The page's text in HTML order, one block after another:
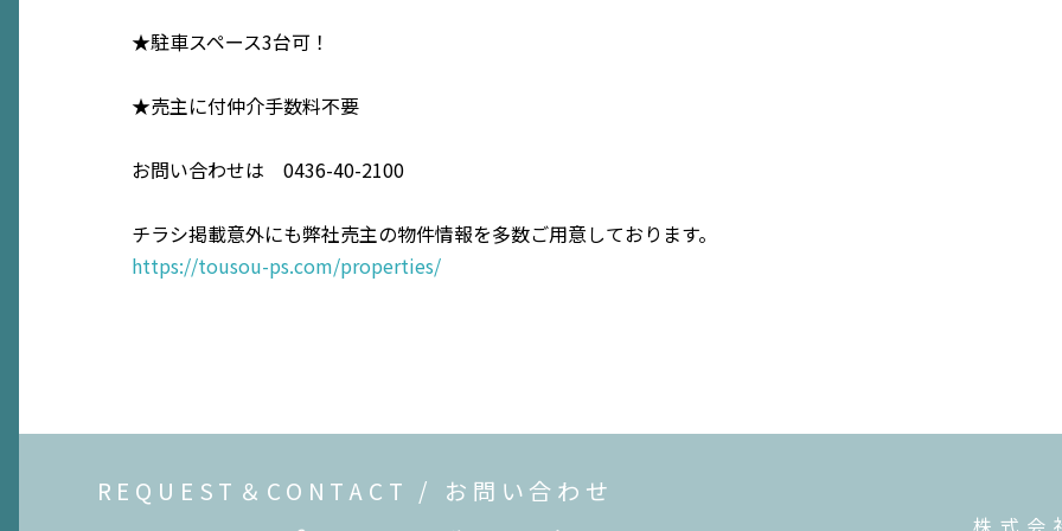
★駐車スペース3台可！
★売主に付仲介手数料不要
お問い合わせは 0436-40-2100
チラシ掲載意外にも弊社売主の物件情報を多数ご用意しております。
https://tousou-ps.com/properties/
REQUEST＆CONTACT / お問い合わせ
株式会